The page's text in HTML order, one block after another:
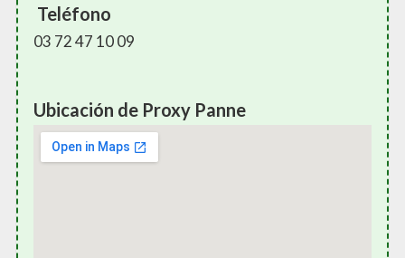
Teléfono
03 72 47 10 09
Ubicación de Proxy Panne